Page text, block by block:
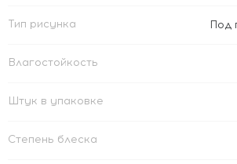
Тип рисунка Под
Влагостойкость
Штук в упаковке
Степень блеска